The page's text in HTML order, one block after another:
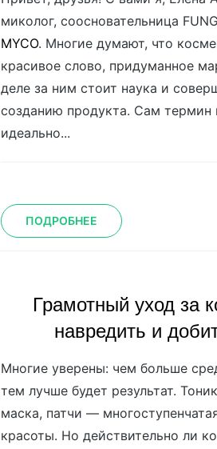
миколог, соосновательница
MYCO. Многие думают, что
красивое слово, придуманное
деле за ним стоит наука и
созданию продукта. Сам термин
идеально...
ПОДРОБНЕЕ
Грамотный уход за
навредить и
Многие уверены: чем больше
тем лучше будет результат.
маска, патчи —
красоты. Но действительно ли